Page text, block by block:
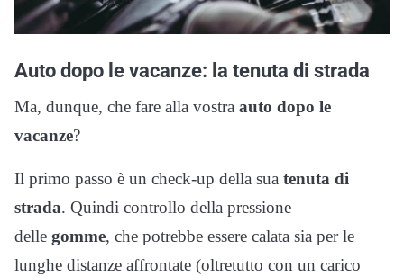
Auto dopo le vacanze: la tenuta di strada
Ma, dunque, che fare alla vostra auto dopo le
vacanze?
Il primo passo è un check-up della sua tenuta di
strada. Quindi controllo della pressione
delle gomme, che potrebbe essere calata sia per le
lunghe distanze affrontate (oltretutto con un carico